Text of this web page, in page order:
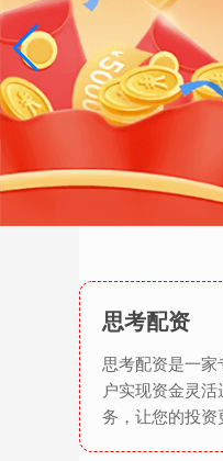
思考配资
思考配资是一
户实现资金灵
务，让您的投资